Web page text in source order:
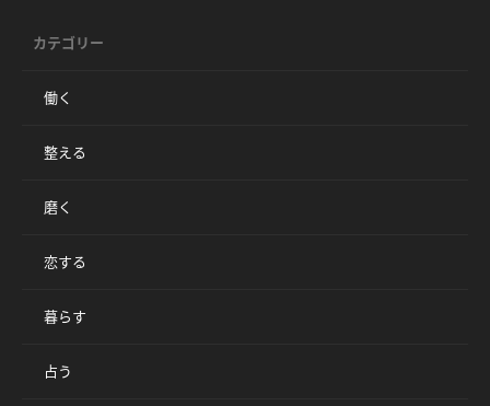
カテゴリー
働く
整える
磨く
恋する
暮らす
占う